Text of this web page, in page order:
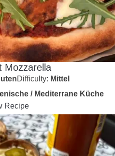
Mozzarella
Difficulty: Mittel
/ Mediterrane Küche
Recipe